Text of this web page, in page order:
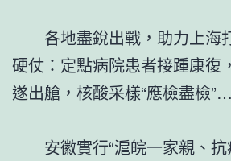
各地盡銳出戰，助力上海
硬仗：定點病院患者接踵康復
遂出艙，核酸采樣“應檢盡檢
安徽實行“滬皖一家親、抗